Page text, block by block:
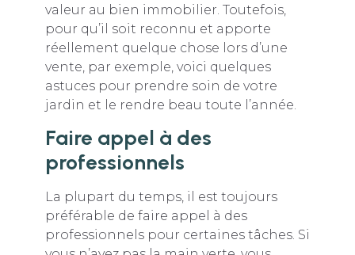
valeur au bien immobilier. Toutefois,
pour qu’il soit reconnu et apporte
réellement quelque chose lors d’une
vente, par exemple, voici quelques
astuces pour prendre soin de votre
jardin et le rendre beau toute l’année.
Faire appel à des
professionnels
La plupart du temps, il est toujours
préférable de faire appel à des
professionnels pour certaines tâches. Si